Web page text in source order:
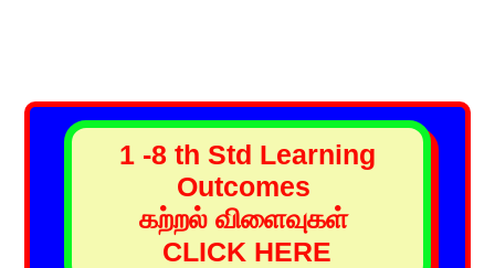
1 -8 th Std Learning
Outcomes
கற்றல் விளைவுகள்
CLICK HERE